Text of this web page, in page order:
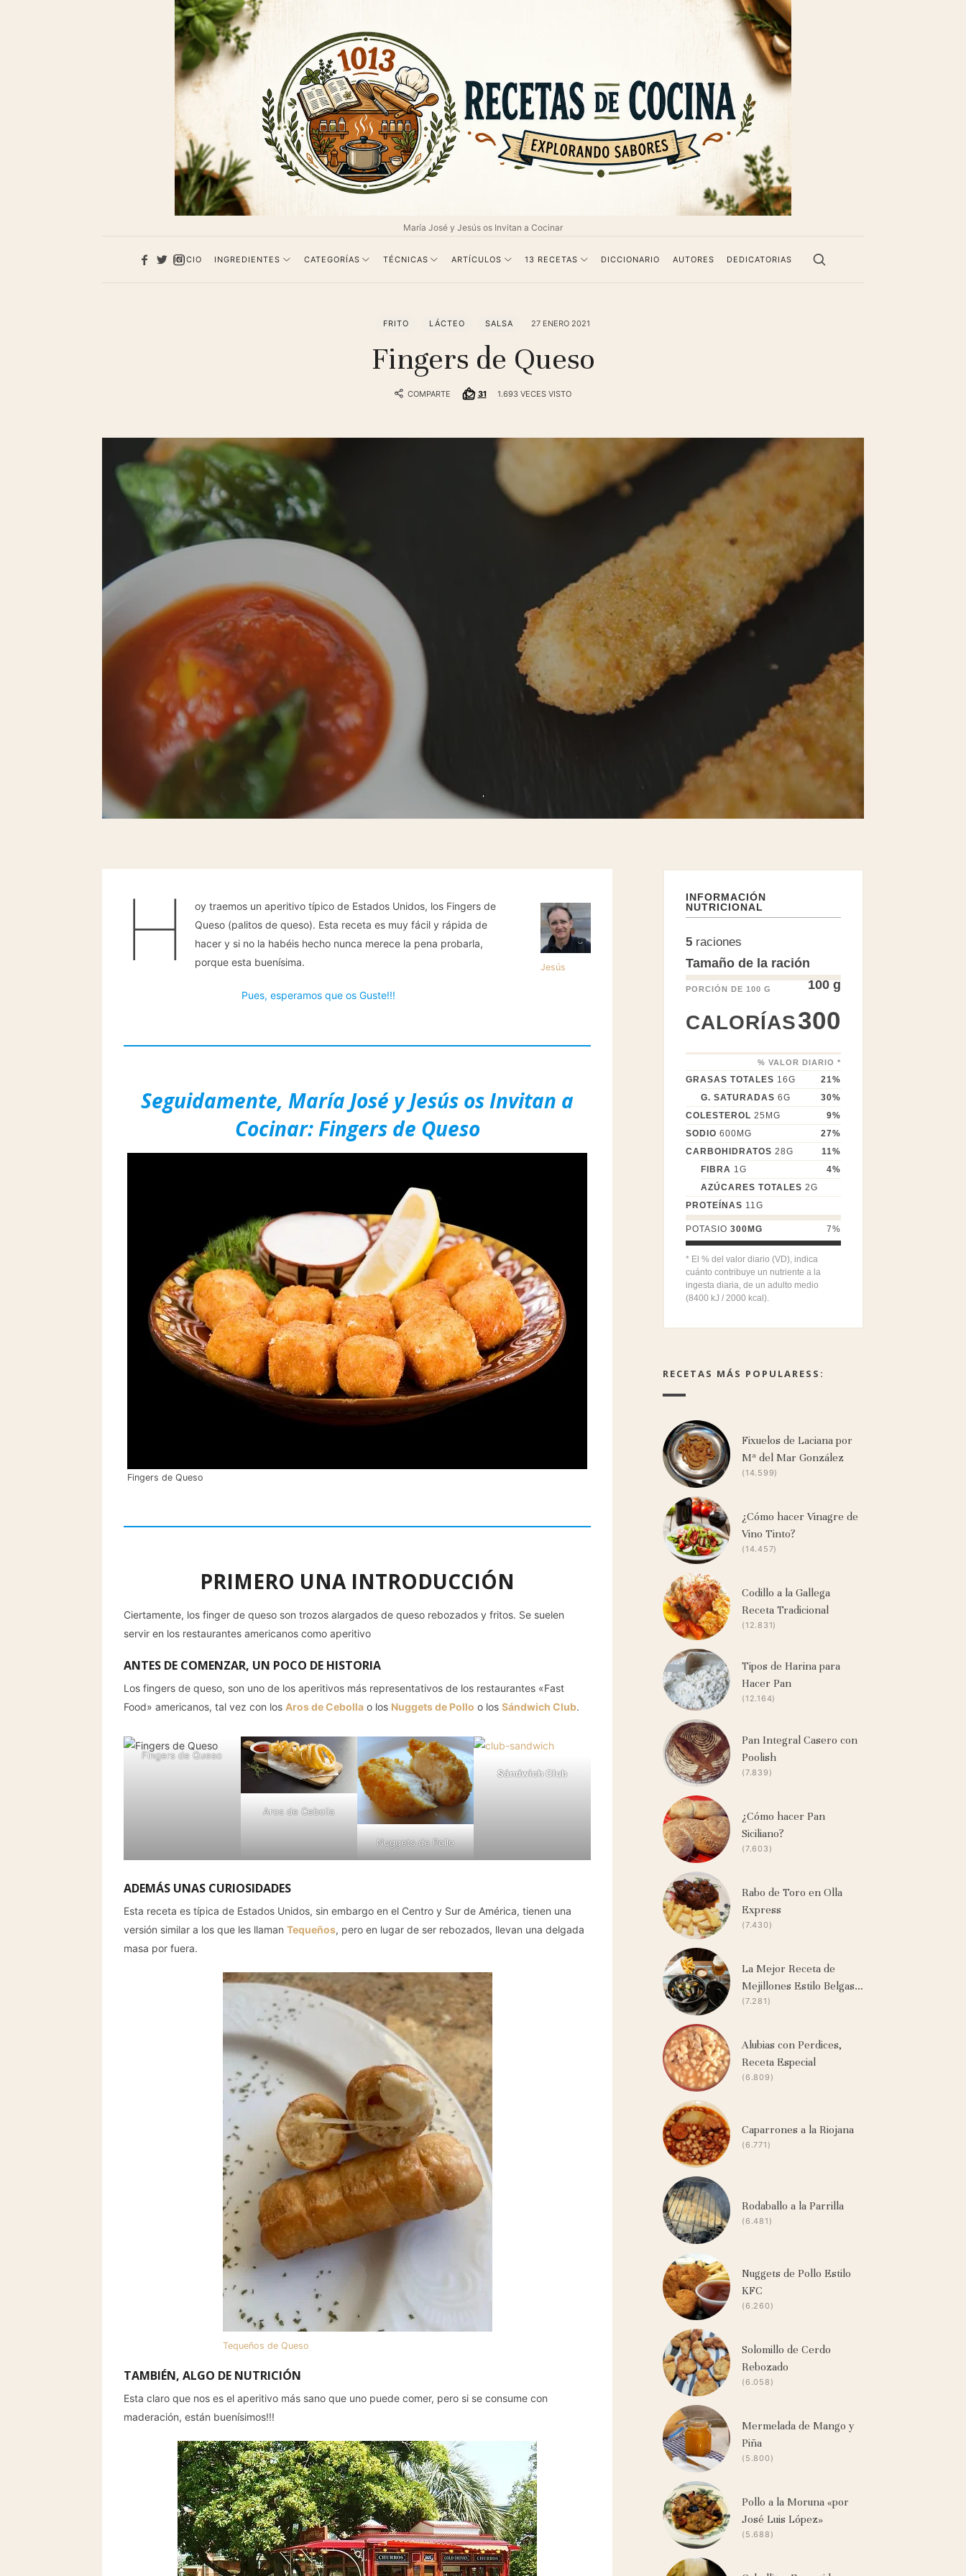
1013
Recetas
de
cocina
María José y Jesús os Invitan a Cocinar
INICIO INGREDIENTES CATEGORÍAS TÉCNICAS ARTÍCULOS 13 RECETAS DICCIONARIO AUTORES DEDICATORIAS
FRITO LÁCTEO SALSA 27 ENERO 2021
Fingers de Queso
COMPARTE 31 1.693 VECES VISTO
Jesús
H
oy traemos un aperitivo típico de Estados Unidos, los Fingers de
Queso (palitos de queso). Esta receta es muy fácil y rápida de
hacer y si no la habéis hecho nunca merece la pena probarla,
porque esta buenísima.
Pues, esperamos que os Guste!!!
Seguidamente, María José y Jesús os Invitan a
Cocinar: Fingers de Queso
Fingers de Queso
PRIMERO UNA INTRODUCCIÓN
Ciertamente, los finger de queso son trozos alargados de queso rebozados y fritos. Se suelen
servir en los restaurantes americanos como aperitivo
ANTES DE COMENZAR, UN POCO DE HISTORIA
Los fingers de queso, son uno de los aperitivos más representativos de los restaurantes «Fast
Food» americanos, tal vez con los Aros de Cebolla o los Nuggets de Pollo o losSándwich Club.
Fingers de Queso
Aros de Cebolla
Nuggets de Pollo
Sándwich Club
ADEMÁS UNAS CURIOSIDADES
Esta receta es típica de Estados Unidos, sin embargo en el Centro y Sur de América, tienen una
versión similar a los que les llamanTequeños, pero en lugar de ser rebozados, llevan una delgada
masa por fuera.
Tequeños de Queso
TAMBIÉN, ALGO DE NUTRICIÓN
Esta claro que nos es el aperitivo más sano que uno puede comer, pero si se consume con
maderación, están buenísimos!!!
INFORMACIÓN
NUTRICIONAL
5 raciones
Tamaño de la ración
100 g
PORCIÓN DE 100 G
CALORÍAS300
% VALOR DIARIO *
GRASAS TOTALES 16G 21%
G. SATURADAS 6G 30%
COLESTEROL 25 MG 9%
SODIO 600MG 27%
CARBOHIDRATOS 28G 11%
FIBRA 1 G 4%
AZÚCARES TOTALES 2G
PROTEÍNAS 11 G
POTASIO 300 MG 7%
* El % del valor diario (VD), indica
cuánto contribuye un nutriente a la
ingesta diaria, de un adulto medio
(8400 kJ / 2000 kcal).
RECETAS MÁS POPULARESS:
Fixuelos de Laciana por
Mª del Mar González
(14.599)
¿Cómo hacer Vinagre de
Vino Tinto?
(14.457)
Codillo a la Gallega
Receta Tradicional
(12.831)
Tipos de Harina para
Hacer Pan
(12.164)
Pan Integral Casero con
Poolish
(7.839)
¿Cómo hacer Pan
Siciliano?
(7.603)
Rabo de Toro en Olla
Express
(7.430)
La Mejor Receta de
Mejillones Estilo Belgas…
(7.281)
Alubias con Perdices,
Receta Especial
(6.809)
Caparrones a la Riojana
(6.771)
Rodaballo a la Parrilla
(6.481)
Nuggets de Pollo Estilo
KFC
(6.260)
Solomillo de Cerdo
Rebozado
(6.058)
Mermelada de Mango y
Piña
(5.800)
Pollo a la Moruna «por
José Luis López»
(5.688)